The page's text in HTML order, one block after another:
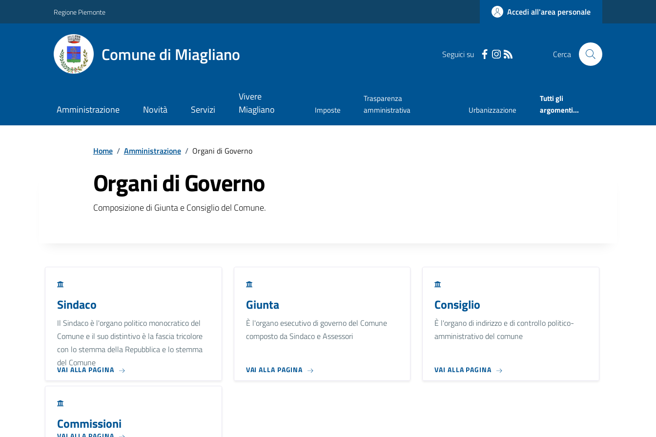
Regione Piemonte Accedi all'area personale
Comune di Miagliano Seguici su Cerca
Amministrazione Novità Servizi
Vivere
Miagliano
Imposte
Trasparenza
amministrativa
Urbanizzazione
Tutti gli
argomenti...
Home / Amministrazione / Organi di Governo
Organi di Governo
Composizione di Giunta e Consiglio del Comune.
Sindaco
Il Sindaco è l'organo politico monocratico del
Comune e il suo distintivo è la fascia tricolore
con lo stemma della Repubblica e lo stemma
del Comune
VAI ALLA PAGINA
Giunta
È l'organo esecutivo di governo del Comune
composto da Sindaco e Assessori
VAI ALLA PAGINA
Consiglio
È l'organo di indirizzo e di controllo politico-
amministrativo del comune
VAI ALLA PAGINA
Commissioni